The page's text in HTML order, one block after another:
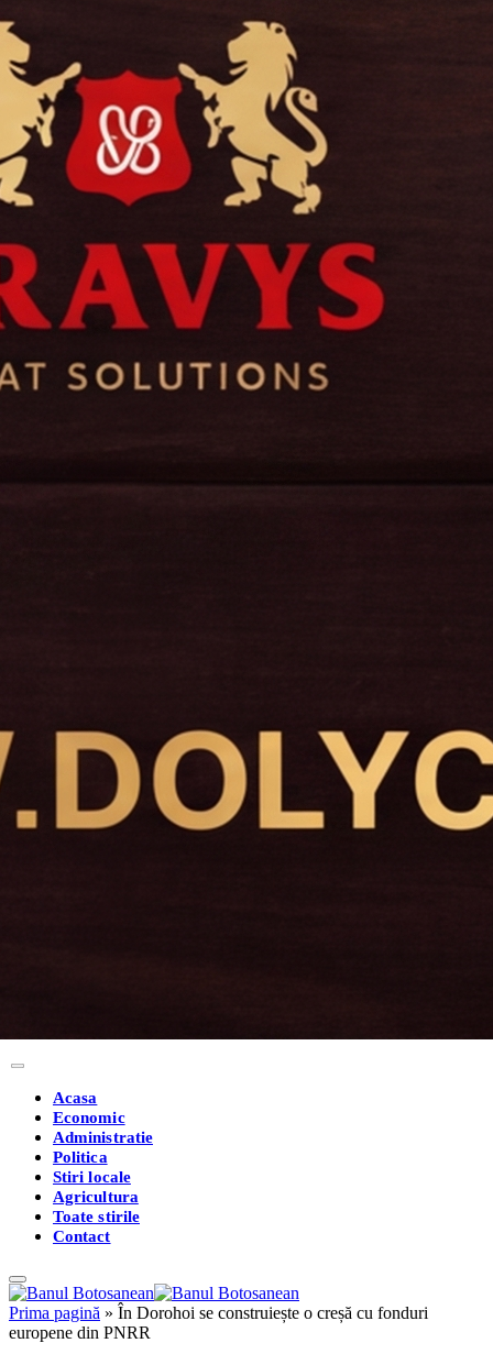
Acasa
Economic
Administratie
Politica
Stiri locale
Agricultura
Toate stirile
Contact
Prima pagină » În Dorohoi se construiește o creșă cu fonduri
europene din PNRR